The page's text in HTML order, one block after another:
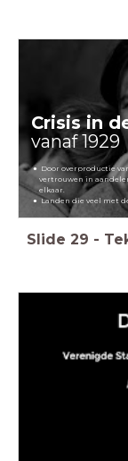
Crisis in
vanaf 1929
Door overproductie
vertrouwen in
elkaar.
Landen die veel met
Slide 29 -